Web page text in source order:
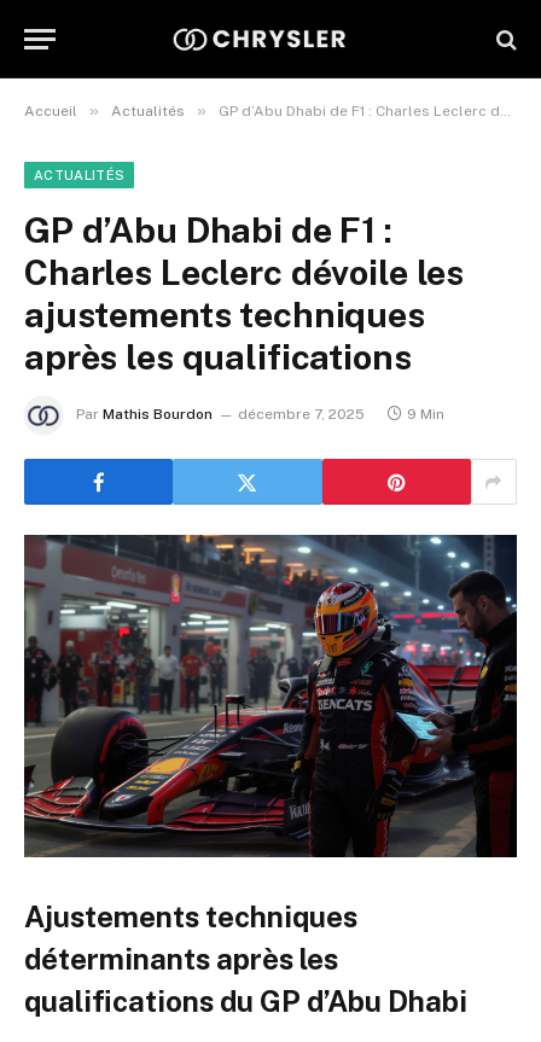
Accueil » Actualités » GP d’Abu Dhabi de F1 : Charles Leclerc dévoile les ajustements techniques après les qualifications
ACTUALITÉS
GP d’Abu Dhabi de F1 :
Charles Leclerc dévoile les
ajustements techniques
après les qualifications
Par Mathis Bourdon décembre 7, 2025 9 Min
Ajustements techniques
déterminants après les
qualifications du GP d’Abu Dhabi